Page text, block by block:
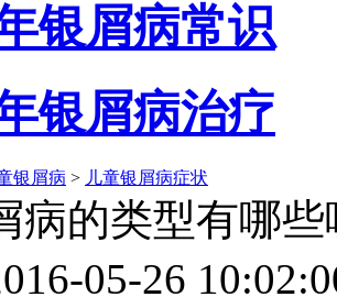
银屑病常识
银屑病治疗
银屑病 > 儿童银屑病症状
病的类型有哪些
05-26